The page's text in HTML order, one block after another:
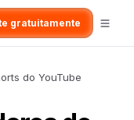
gratuitamente
do YouTube